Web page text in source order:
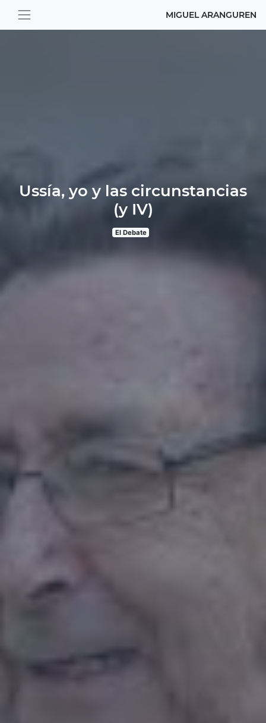
MIGUEL ARANGUREN
Ussía, yo y las circunstancias
(y IV)
El Debate